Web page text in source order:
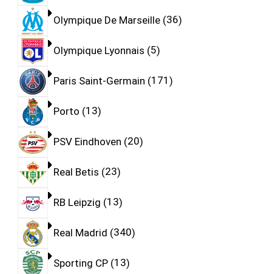
Olympique De Marseille 36
Olympique Lyonnais 5
Paris Saint-Germain 171
Porto 13
PSV Eindhoven 20
Real Betis 23
RB Leipzig 13
Real Madrid 340
Sporting CP 13